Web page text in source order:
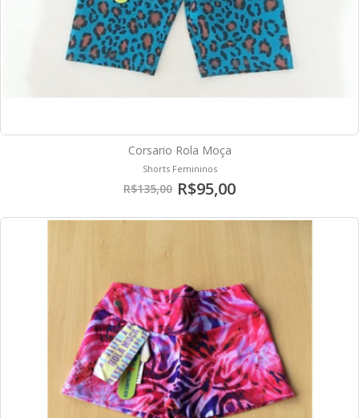
Corsario Rola Moça
Shorts Femininos
R$135,00 R$95,00